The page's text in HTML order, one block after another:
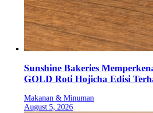
Sunshine Bakeries
GOLD Roti Hojicha Edisi
Makanan & Minuman
August 5, 2026